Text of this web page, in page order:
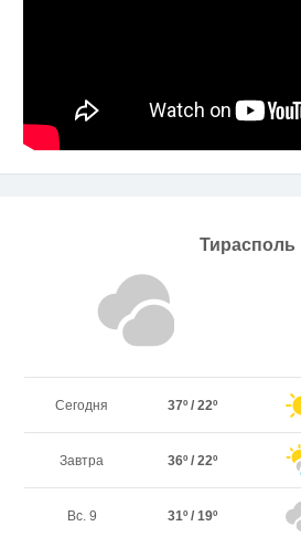
Тирасполь
Сегодня 37º / 22º
Завтра 36º / 22º
Вс. 9 31º / 19º